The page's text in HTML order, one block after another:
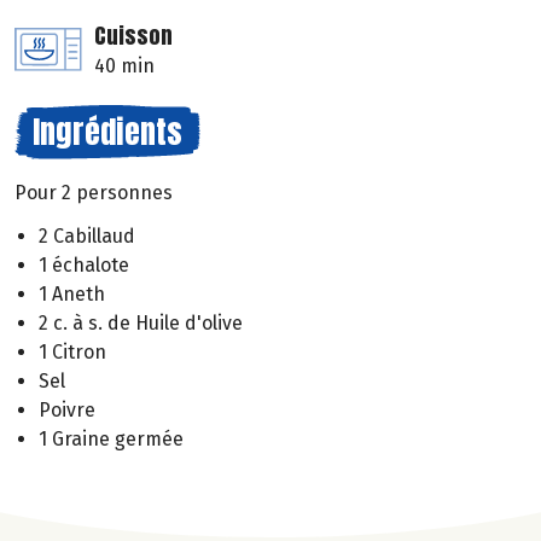
Cuisson
40 min
Ingrédients
Pour 2 personnes
2 Cabillaud
1 échalote
1 Aneth
2 c. à s. de Huile d'olive
1 Citron
Sel
Poivre
1 Graine germée